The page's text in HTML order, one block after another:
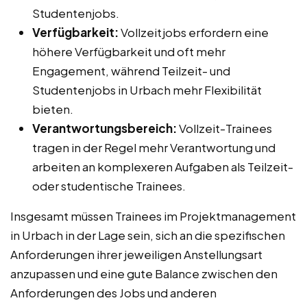
Studentenjobs.
Verfügbarkeit:Vollzeitjobs erfordern eine
höhere Verfügbarkeit und oft mehr
Engagement, während Teilzeit- und
Studentenjobs in Urbach mehr Flexibilität
bieten.
Verantwortungsbereich:Vollzeit-Trainees
tragen in der Regel mehr Verantwortung und
arbeiten an komplexeren Aufgaben als Teilzeit-
oder studentische Trainees.
Insgesamt müssen Trainees im Projektmanagement
in Urbach in der Lage sein, sich an die spezifischen
Anforderungen ihrer jeweiligen Anstellungsart
anzupassen und eine gute Balance zwischen den
Anforderungen des Jobs und anderen